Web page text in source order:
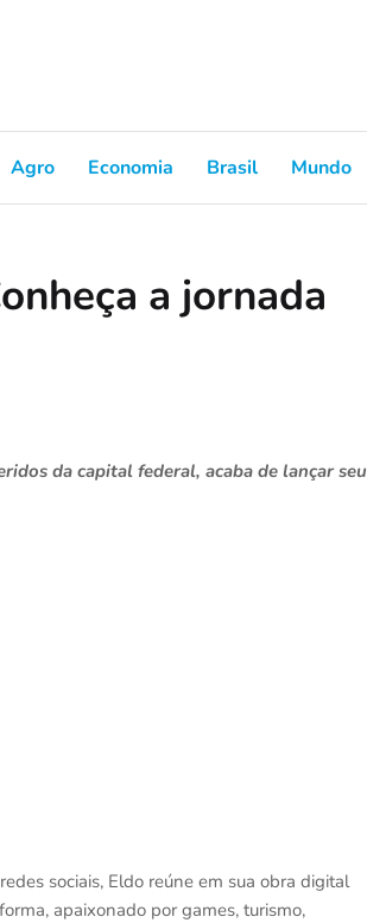
Agro Economia Brasil Mundo
a jornada
da capital federal, acaba de lançar seu
sociais, Eldo reúne em sua obra digital
apaixonado por games, turismo,